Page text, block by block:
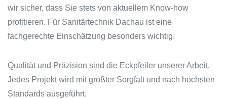
wir sicher, dass Sie stets von aktuellem Know-how
profitieren. Für Sanitärtechnik Dachau ist eine
fachgerechte Einschätzung besonders wichtig.
Qualität und Präzision sind die Eckpfeiler unserer Arbeit.
Jedes Projekt wird mit größter Sorgfalt und nach höchsten
Standards ausgeführt.